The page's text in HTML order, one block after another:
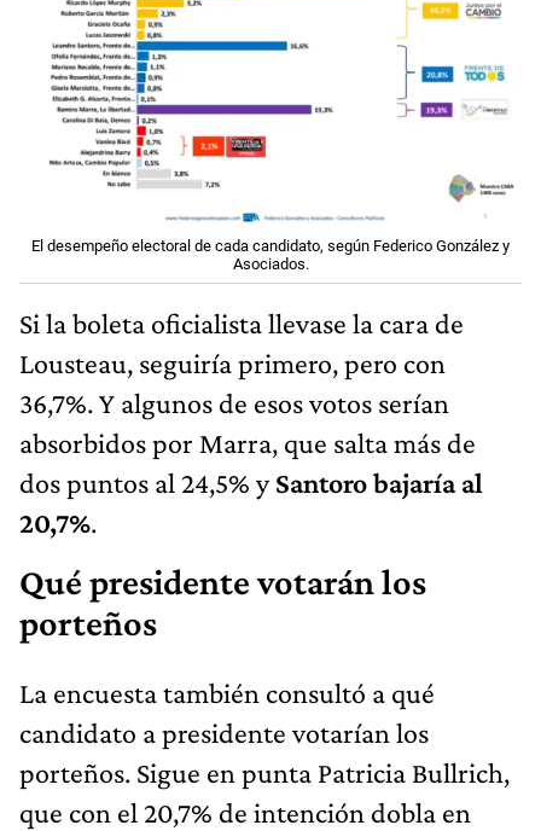
El desempeño electoral de cada candidato, según Federico González y
Asociados.
Si la boleta oficialista llevase la cara de
Lousteau, seguiría primero, pero con
36,7%. Y algunos de esos votos serían
absorbidos por Marra, que salta más de
dos puntos al 24,5% ySantoro bajaría al
20,7%.
Qué presidente votarán los
porteños
La encuesta también consultó a qué
candidato a presidente votarían los
porteños. Sigue en punta Patricia Bullrich,
que con el 20,7% de intención dobla en